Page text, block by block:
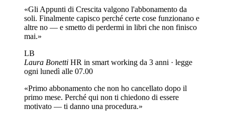
«Gli Appunti di Crescita valgono l'abbonamento da
soli. Finalmente capisco perché certe cose funzionano e
altre no — e smetto di perdermi in libri che non finisco
mai.»
LB
Laura Bonetti HR in smart working da 3 anni · legge
ogni lunedì alle 07.00
«Primo abbonamento che non ho cancellato dopo il
primo mese. Perché qui non ti chiedono di essere
motivato — ti danno una procedura.»